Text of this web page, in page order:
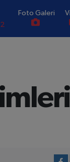
Foto Galeri